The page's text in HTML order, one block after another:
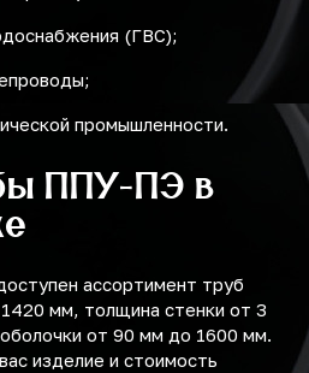
(ГВС);
промышленности.
ППУ-ПЭ в
ассортимент труб
мм, толщина стенки от 3
от 90 мм до 1600 мм.
изделие и стоимость